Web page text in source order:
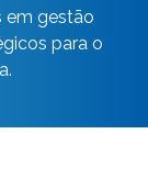
em gestão
para o